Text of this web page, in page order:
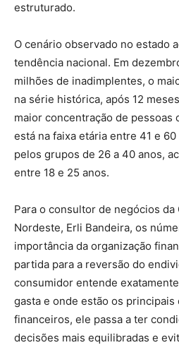
estruturado.
O cenário observado no estado
tendência nacional. Em
milhões de inadimplentes, o
na série histórica, após 12
maior concentração de pessoas
está na faixa etária entre 41 e
pelos grupos de 26 a 40 anos,
entre 18 e 25 anos.
Para o consultor de negócios
Nordeste, Erli Bandeira, os
importância da organização
partida para a reversão do
consumidor entende
gasta e onde estão os principais
financeiros, ele passa a ter
decisões mais equilibradas e